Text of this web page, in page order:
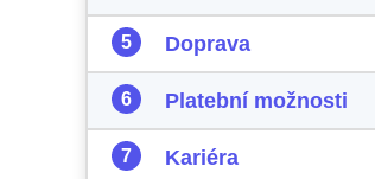
Doprava
Platební možnosti
Kariéra